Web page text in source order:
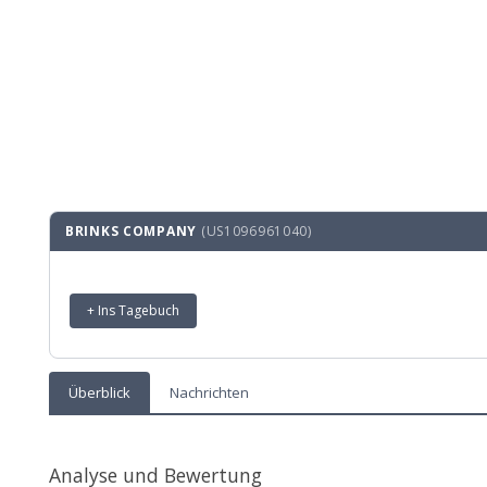
BRINKS COMPANY (US1096961040)
+ Ins Tagebuch
Überblick Nachrichten
Analyse und Bewertung